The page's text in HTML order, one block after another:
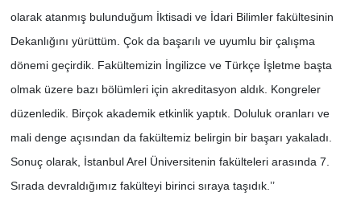
olarak atanmış bulunduğum İktisadi ve İdari Bilimler fakültesinin
Dekanlığını yürüttüm. Çok da başarılı ve uyumlu bir çalışma
dönemi geçirdik. Fakültemizin İngilizce ve Türkçe İşletme başta
olmak üzere bazı bölümleri için akreditasyon aldık. Kongreler
düzenledik. Birçok akademik etkinlik yaptık. Doluluk oranları ve
mali denge açısından da fakültemiz belirgin bir başarı yakaladı.
Sonuç olarak, İstanbul Arel Üniversitenin fakülteleri arasında 7.
Sırada devraldığımız fakülteyi birinci sıraya taşıdık.’’